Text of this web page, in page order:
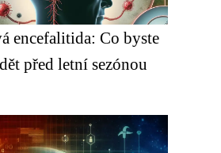
encefalitida: Co byste
před letní sezónou